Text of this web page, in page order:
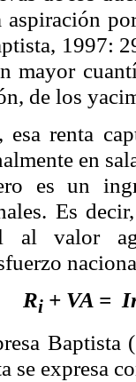
1997:
mayor
de los
esa renta
en
es un
Es
al valor
Ri+ VA =
Baptista
se expresa